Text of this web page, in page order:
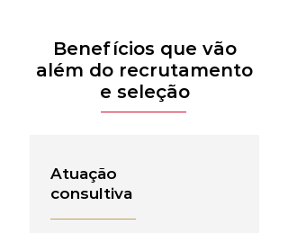
Benefícios que vão
além do recrutamento
e seleção
Atuação
consultiva